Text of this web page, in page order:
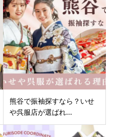
熊谷で振袖探すなら？いせ
や呉服店が選ばれ...